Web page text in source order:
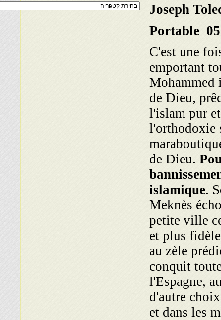
Joseph
Portable
C'est une
emportant
Mohammed
de Dieu,
l'islam pur
l'orthodoxie
de Dieu.
islamique.
Meknès
petite ville
et plus
au zèle
conquit
l'Espagne,
d'autre
et dans les
רשימת
הנושאים